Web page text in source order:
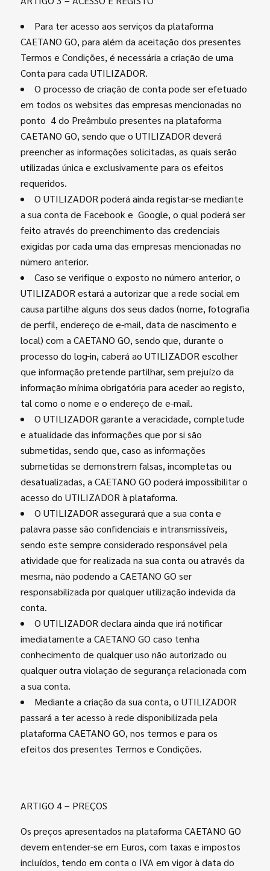
Para ter acesso aos serviços da plataforma
CAETANO GO, para além da aceitação dos presentes
Termos e Condições, é necessária a criação de uma
Conta para cada UTILIZADOR.
O processo de criação de conta pode ser efetuado
em todos os websites das empresas mencionadas no
ponto 4 do Preâmbulo presentes na plataforma
CAETANO GO, sendo que o UTILIZADOR deverá
preencher as informações solicitadas, as quais serão
utilizadas única e exclusivamente para os efeitos
requeridos.
O UTILIZADOR poderá ainda registar-se mediante
a sua conta de Facebook e Google, o qual poderá ser
feito através do preenchimento das credenciais
exigidas por cada uma das empresas mencionadas no
número anterior.
Caso se verifique o exposto no número anterior, o
UTILIZADOR estará a autorizar que a rede social em
causa partilhe alguns dos seus dados (nome, fotografia
de perfil, endereço de e-mail, data de nascimento e
local) com a CAETANO GO, sendo que, durante o
processo do login, caberá ao UTILIZADOR escolher
que informação pretende partilhar, sem prejuízo da
informação mínima obrigatória para aceder ao registo,
tal como o nome e o endereço de e-mail.
O UTILIZADOR garante a veracidade, completude
e atualidade das informações que por si são
submetidas, sendo que, caso as informações
submetidas se demonstrem falsas, incompletas ou
desatualizadas, a CAETANO GO poderá impossibilitar o
acesso do UTILIZADOR à plataforma.
O UTILIZADOR assegurará que a sua conta e
palavra passe são confidenciais e intransmissíveis,
sendo este sempre considerado responsável pela
atividade que for realizada na sua conta ou através da
mesma, não podendo a CAETANO GO ser
responsabilizada por qualquer utilização indevida da
conta.
O UTILIZADOR declara ainda que irá notificar
imediatamente a CAETANO GO caso tenha
conhecimento de qualquer uso não autorizado ou
qualquer outra violação de segurança relacionada com
a sua conta.
Mediante a criação da sua conta, o UTILIZADOR
passará a ter acesso à rede disponibilizada pela
plataforma CAETANO GO, nos termos e para os
efeitos dos presentes Termos e Condições.
ARTIGO 4 – PREÇOS
Os preços apresentados na plataforma CAETANO GO
devem entender-se em Euros, com taxas e impostos
incluídos, tendo em conta o IVA em vigorà data do